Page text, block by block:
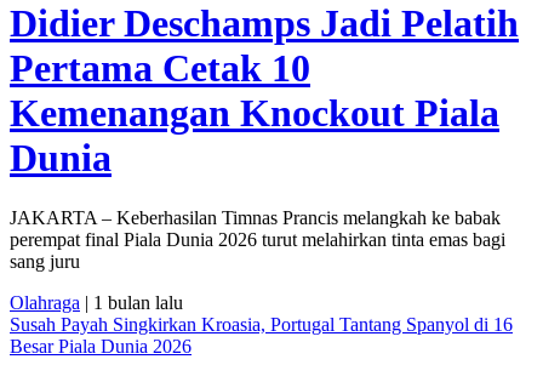
Didier Deschamps Jadi Pelatih
Pertama Cetak 10
Kemenangan Knockout Piala
Dunia
JAKARTA – Keberhasilan Timnas Prancis melangkah ke babak
perempat final Piala Dunia 2026 turut melahirkan tinta emas bagi
sang juru
Olahraga | 1 bulan lalu
Susah Payah Singkirkan Kroasia, Portugal Tantang Spanyol di 16
Besar Piala Dunia 2026